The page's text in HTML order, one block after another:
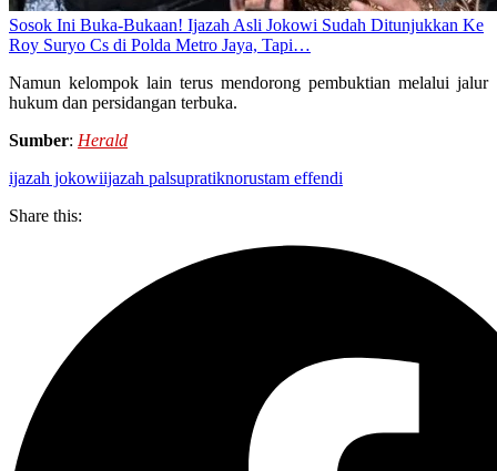
Sosok Ini Buka-Bukaan! Ijazah Asli Jokowi Sudah Ditunjukkan Ke
Roy Suryo Cs di Polda Metro Jaya, Tapi…
Namun kelompok lain terus mendorong pembuktian melalui jalur
hukum dan persidangan terbuka.
Sumber: Herald
ijazah jokowiijazah palsupratiknorustam effendi
Share this: